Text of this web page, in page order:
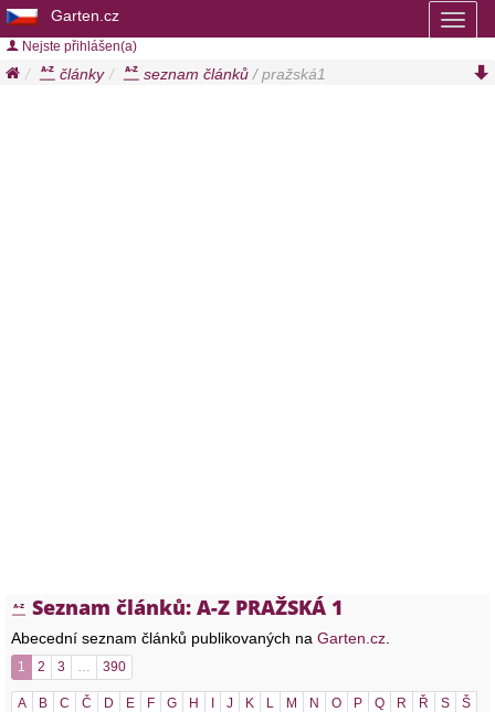
Garten.cz
Nejste přihlášen(a)
články seznam článků / pražská1
Seznam článků: A-Z PRAŽSKÁ 1
Abecední seznam článků publikovaných na Garten.cz
1 2 3 … 390
A B C Č D E F G H J K L M N O P Q R Ř S
Š